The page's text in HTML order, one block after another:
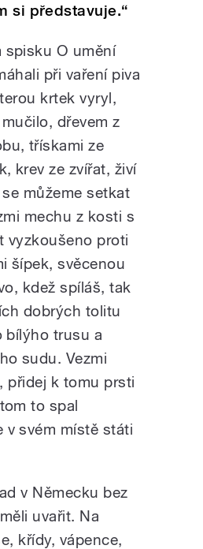
si představuje.“
spisku O umění
při vaření piva
krtek vyryl,
dřevem z
třískami ze
krev ze zvířat, živí
můžeme setkat
mechu z kosti s
vyzkoušeno proti
šípek, svěcenou
kdež spíláš, tak
dobrých tolitu
bílýho trusu a
sudu. Vezmi
přidej k tomu prsti
to spal
v svém místě státi
v Německu bez
uvařit. Na
křídy, vápence,